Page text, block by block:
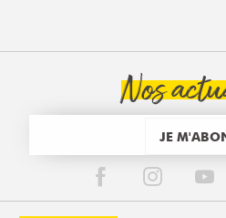
Nos
JE